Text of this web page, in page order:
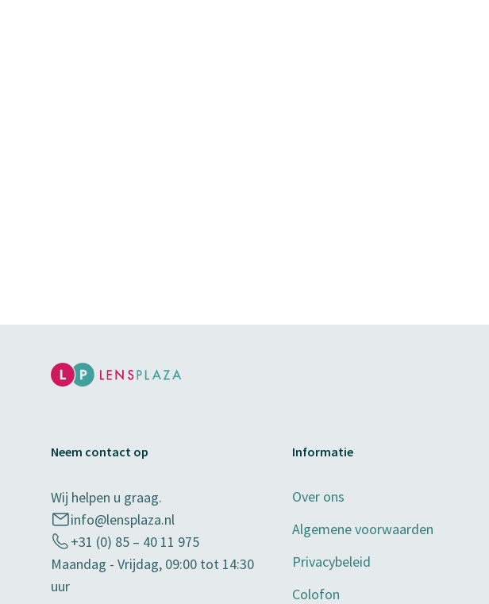
Neem contact op
Wij helpen u graag.
info@lensplaza.nl
+31 (0) 85 – 40 11 975
Maandag - Vrijdag, 09:00 tot 14:30
uur
Informatie
Over ons
Algemene voorwaarden
Privacybeleid
Colofon